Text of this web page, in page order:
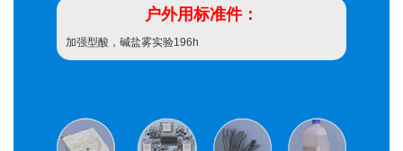
户外用标准件：
加强型酸，碱盐雾实验196h